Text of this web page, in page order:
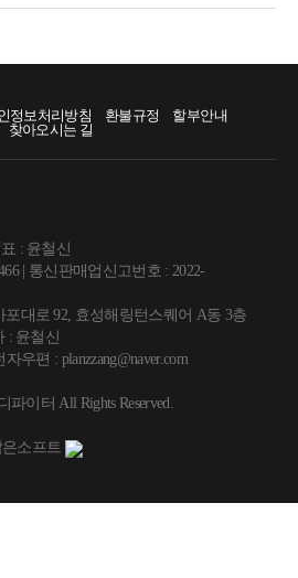
정보처리방침 환불규정
할부안내
찾아오시는 길
: 윤철신
| 통신판매업신고번호 : 2022-
대로 92, 효성해링턴스퀘어 A동 3층
: 윤철신
우편 : planzzang@naver.com
이터 All Rights Reserved.
소프트